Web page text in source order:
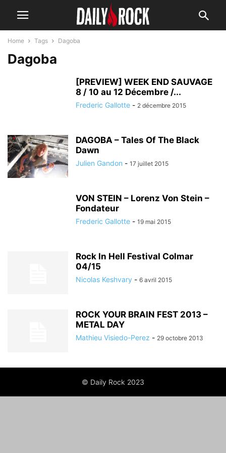
Home Tags Dagoba
Dagoba
[PREVIEW] WEEK END SAUVAGE
8 / 10 au 12 Décembre /...
Frederic Gallotte - 2 décembre 2015
DAGOBA – Tales Of The Black
Dawn
Julien Gandon - 17 juillet 2015
VON STEIN – Lorenz Von Stein –
Fondateur
Frederic Gallotte - 19 mai 2015
Rock In Hell Festival Colmar
04/15
Nicolas Keshvary - 6 avril 2015
ROCK YOUR BRAIN FEST 2013 –
METAL DAY
Mathieu Visiedo-Perez - 29 octobre 2013
© Daily Rock 2023